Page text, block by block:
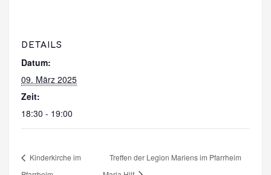
DETAILS
Datum:
09. März 2025
Zeit:
18:30 - 19:00
Kinderkirche im
Treffen der Legion Mariens im Pfarrheim